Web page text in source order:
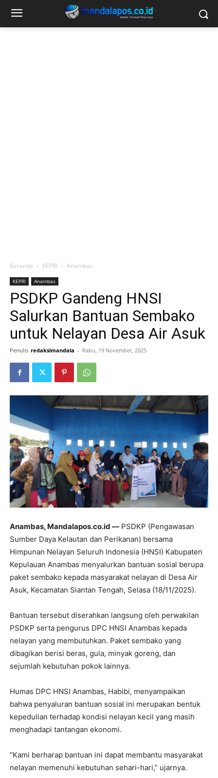
Beranda KEPRI Anambas
KEPRI Anambas
PSDKP Gandeng HNSI
Salurkan Bantuan Sembako
untuk Nelayan Desa Air Asuk
Penulis redaksimandala - Rabu, 19 November, 2025
Anambas, Mandalapos.co.id — PSDKP (Pengawasan
Sumber Daya Kelautan dan Perikanan) bersama
Himpunan Nelayan Seluruh Indonesia (HNSI) Kabupaten
Kepulauan Anambas menyalurkan bantuan sosial berupa
paket sembako kepada masyarakat nelayan di Desa Air
Asuk, Kecamatan Siantan Tengah, Selasa (18/11/2025).
Bantuan tersebut diserahkan langsung oleh perwakilan
PSDKP serta pengurus DPC HNSI Anambas kepada
nelayan yang membutuhkan. Paket sembako yang
dibagikan berisi beras, gula, minyak goreng, dan
sejumlah kebutuhan pokok lainnya.
Humas DPC HNSI Anambas, Habibi, menyampaikan
bahwa penyaluran bantuan sosial ini merupakan bentuk
kepedulian terhadap kondisi nelayan kecil yang masih
menghadapi tantangan ekonomi.
“Kami berharap bantuan ini dapat membantu masyarakat
nelayan memenuhi kebutuhan sehari-hari,” ujarnya.